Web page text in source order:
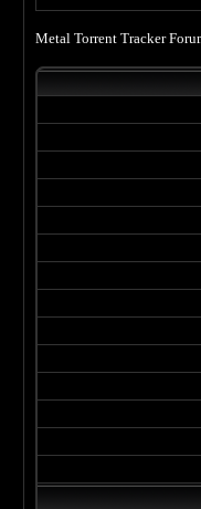
Metal Torrent Tracker